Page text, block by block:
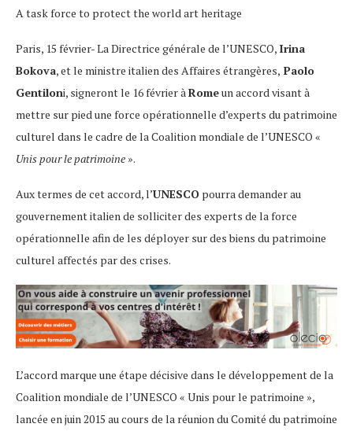
A task force to protect the world art heritage
Paris, 15 février- La Directrice générale de l’UNESCO, Irina
Bokova, et le ministre italien des Affaires étrangères, Paolo
Gentiloni, signeront le 16 février à Romeun accord visant à
mettre sur pied une force opérationnelle d’experts du patrimoine
culturel dans le cadre de la Coalition mondiale de l’UNESCO «
Unis pour le patrimoine ».
Aux termes de cet accord, l’UNESCO pourra demander au
gouvernement italien de solliciter des experts de la force
opérationnelle afin de les déployer sur des biens du patrimoine
culturel affectés par des crises.
L’accord marque une étape décisive dans le développement de la
Coalition mondiale de l’UNESCO « Unis pour le patrimoine »,
lancée en juin 2015 au cours de la réunion du Comité du patrimoine